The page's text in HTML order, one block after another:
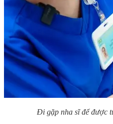
Đi gặp nha sĩ để được